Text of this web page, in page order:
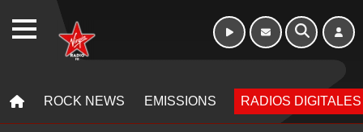
ROCK NEWS EMISSIONS RADIOS DIGITALES
WEBRADIO